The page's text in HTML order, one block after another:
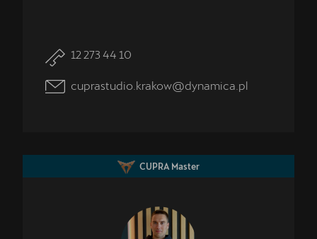
12 273 44 10
cuprastudio.krakow@dynamica.pl
CUPRA Master